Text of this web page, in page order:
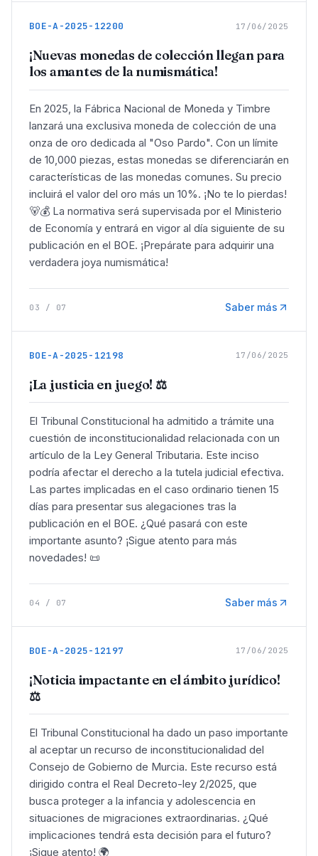
BOE-A-2025-12200 17/06/2025
¡Nuevas monedas de colección llegan para
los amantes de la numismática!
En 2025, la Fábrica Nacional de Moneda y Timbre
lanzará una exclusiva moneda de colección de una
onza de oro dedicada al "Oso Pardo". Con un límite
de 10,000 piezas, estas monedas se diferenciarán en
características de las monedas comunes. Su precio
incluirá el valor del oro más un 10%. ¡No te lo pierdas!
🐻💰 La normativa será supervisada por el Ministerio
de Economía y entrará en vigor al día siguiente de su
publicación en el BOE. ¡Prepárate para adquirir una
verdadera joya numismática!
03 / 07 Saber más
BOE-A-2025-12198 17/06/2025
¡La justicia en juego! ⚖️
El Tribunal Constitucional ha admitido a trámite una
cuestión de inconstitucionalidad relacionada con un
artículo de la Ley General Tributaria. Este inciso
podría afectar el derecho a la tutela judicial efectiva.
Las partes implicadas en el caso ordinario tienen 15
días para presentar sus alegaciones tras la
publicación en el BOE. ¿Qué pasará con este
importante asunto? ¡Sigue atento para más
novedades! 📜
04 / 07 Saber más
BOE-A-2025-12197 17/06/2025
¡Noticia impactante en el ámbito jurídico!
⚖️
El Tribunal Constitucional ha dado un paso importante
al aceptar un recurso de inconstitucionalidad del
Consejo de Gobierno de Murcia. Este recurso está
dirigido contra el Real Decreto-ley 2/2025, que
busca proteger a la infancia y adolescencia en
situaciones de migraciones extraordinarias. ¿Qué
implicaciones tendrá esta decisión para el futuro?
¡Sigue atento! 🌍